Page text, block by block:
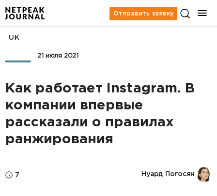
Отправить заявку
21 июля 2021
UK
Как работает Instagram. В
компании впервые
рассказали о правилах
ранжирования
7 Нуард Погосян